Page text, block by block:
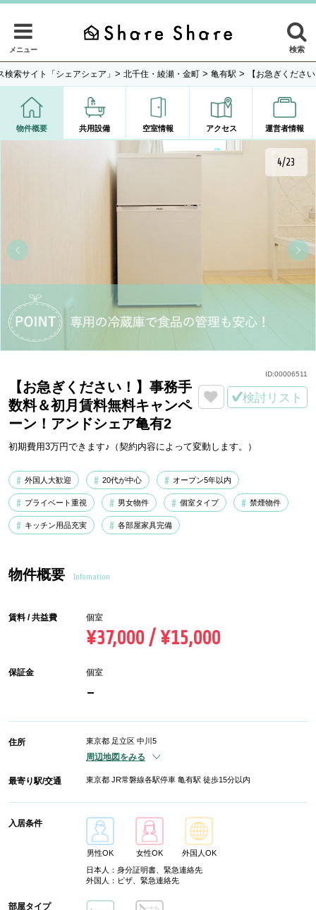
メニュー 検索
検索サイト「シェアシェア」 > 北千住・綾瀬・金町 > 亀有駅 > 【お急ぎくださ
物件概要 共用設備 空室情報 アクセス 運営者情報
4/23
【お急ぎください！】事務手
数料＆初月賃料無料キャンペ
ーン！アンドシェア亀有2
初期費用3万円できます♪（契約内容によって変動します。）
検討リスト
外国人大歓迎 20代が中心 オープン5年以内
プライベート重視 男女物件 個室タイプ 禁煙物件
キッチン用品充実 各部屋家具完備
ID:00006511
物件概要 Infomation
賃料 / 共益費 個室
¥37,000 / ¥15,000
保証金 個室
-
住所 東京都 足立区 中川5
周辺地図をみる
最寄り駅/交通 東京都 JR常磐線各駅停車 亀有駅 徒歩15分以内
入居条件
男性OK 女性OK
外国人OK
日本人：身分証明書、緊急連絡先
外国人：ビザ、緊急連絡先
部屋タイプ